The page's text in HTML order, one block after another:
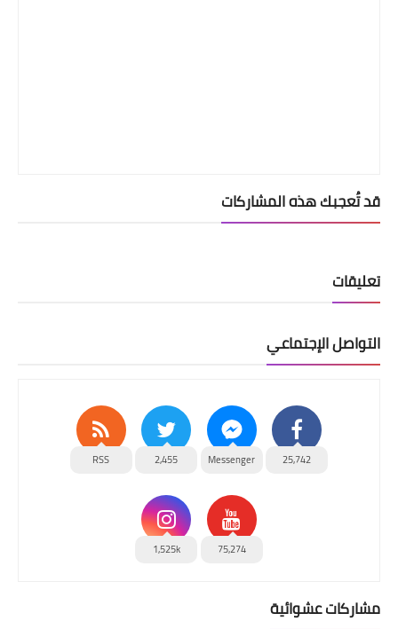
قد تُعجبك هذه المشاركات
تعليقات
التواصل الإجتماعي
25,742
Messenger
2,455
RSS
75,274
1,525k
مشاركات عشوائية